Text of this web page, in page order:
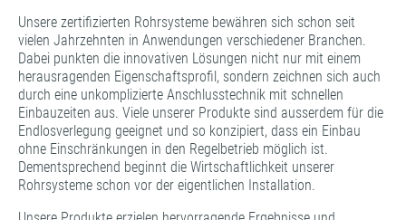
Unsere zertifizierten Rohrsysteme bewähren sich schon seit
vielen Jahrzehnten in Anwendungen verschiedener Branchen.
Dabei punkten die innovativen Lösungen nicht nur mit einem
herausragenden Eigenschaftsprofil, sondern zeichnen sich auch
durch eine unkomplizierte Anschlusstechnik mit schnellen
Einbauzeiten aus. Viele unserer Produkte sind ausserdem für die
Endlosverlegung geeignet und so konzipiert, dass ein Einbau
ohne Einschränkungen in den Regelbetrieb möglich ist.
Dementsprechend beginnt die Wirtschaftlichkeit unserer
Rohrsysteme schon vor der eigentlichen Installation.